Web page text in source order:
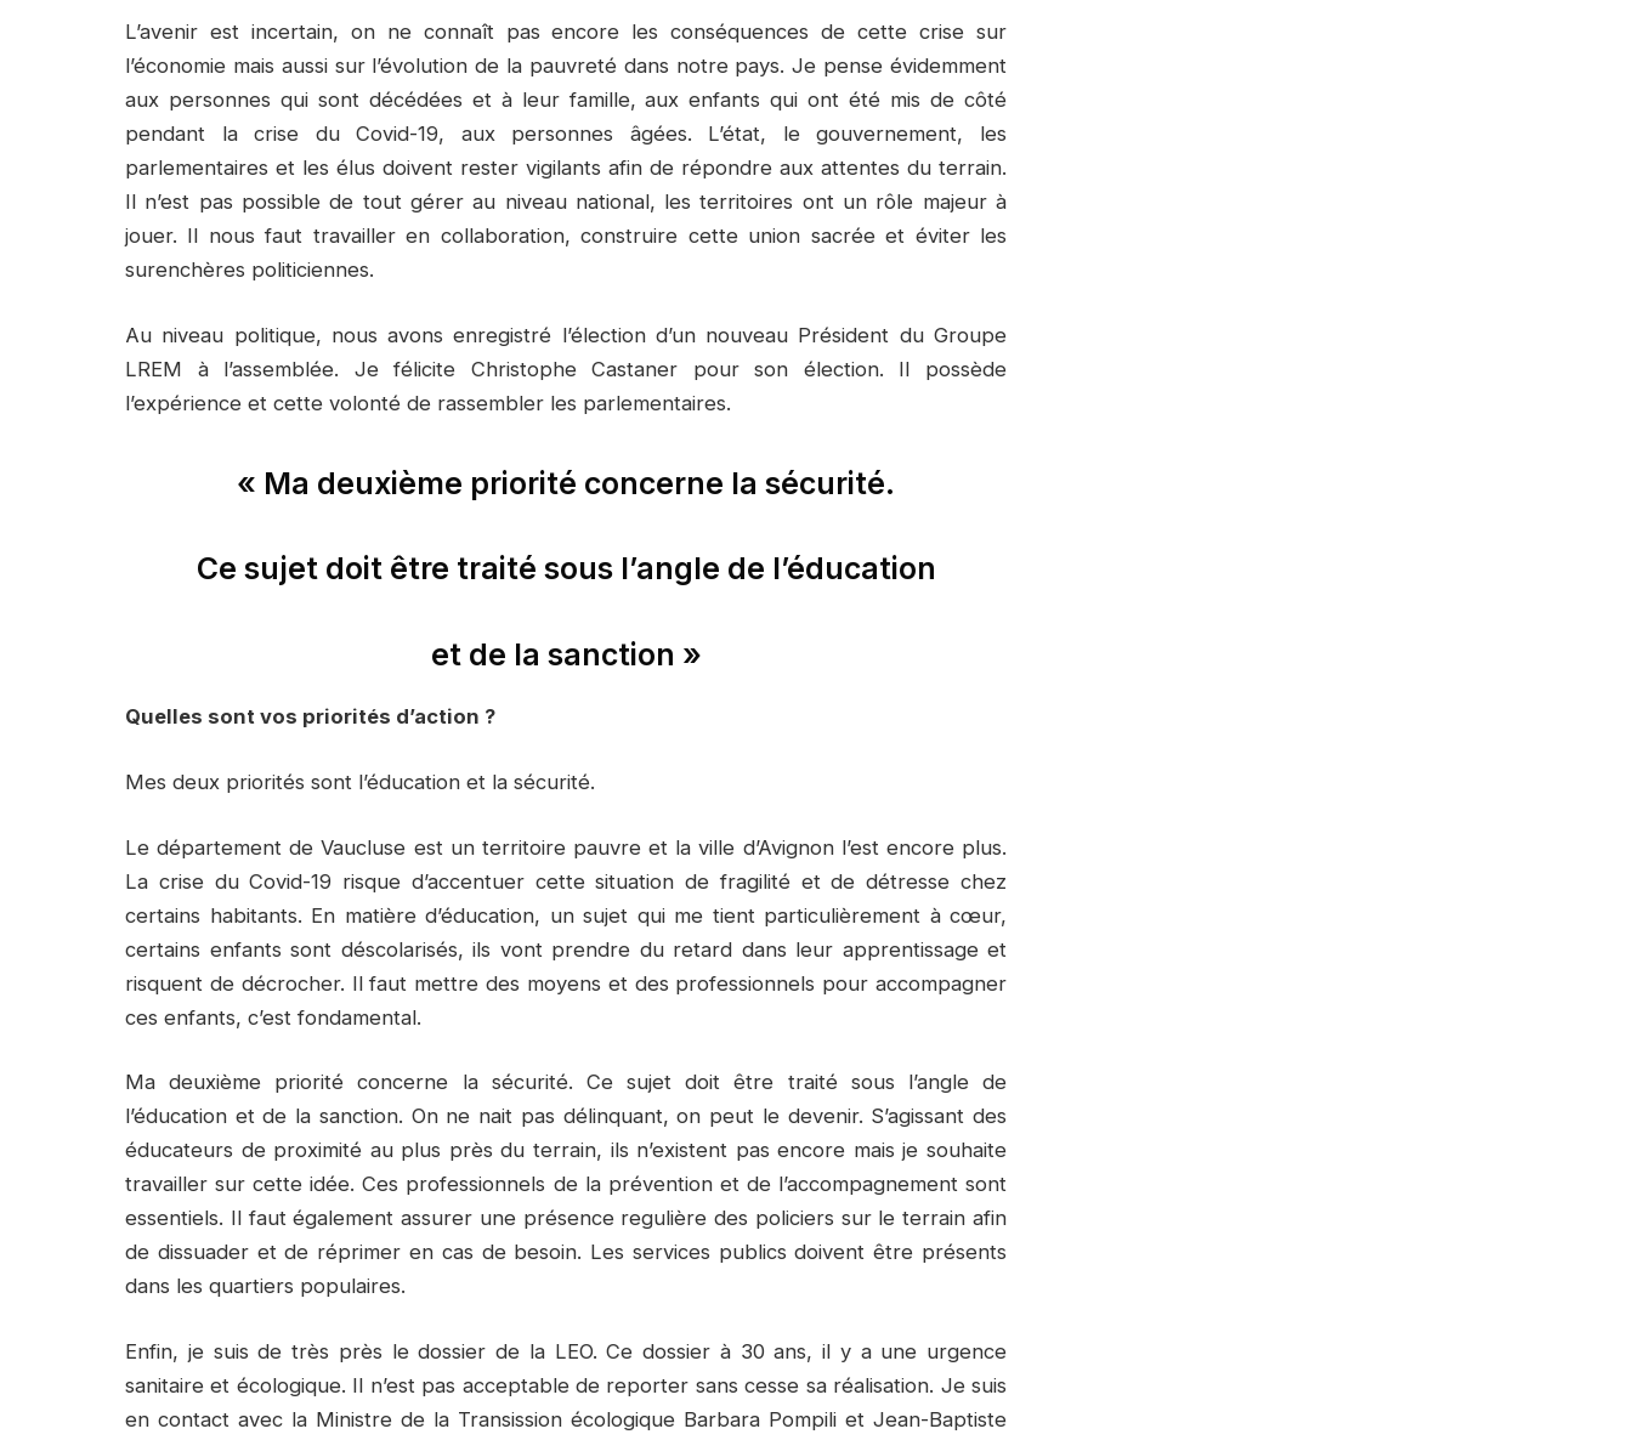
L’avenir est incertain, on ne connaît pas encore les conséquences de cette crise sur
l’économie mais aussi sur l’évolution de la pauvreté dans notre pays. Je pense évidemment
aux personnes qui sont décédées et à leur famille, aux enfants qui ont été mis de côté
pendant la crise du Covid-19, aux personnes âgées. L’état, le gouvernement, les
parlementaires et les élus doivent rester vigilants afin de répondre aux attentes du terrain.
Il n’est pas possible de tout gérer au niveau national, les territoires ont un rôle majeur à
jouer. Il nous faut travailler en collaboration, construire cette union sacrée et éviter les
surenchères politiciennes.
Au niveau politique, nous avons enregistré l’élection d’un nouveau Président du Groupe
LREM à l’assemblée. Je félicite Christophe Castaner pour son élection. Il possède
l’expérience et cette volonté de rassembler les parlementaires.
« Ma deuxième priorité concerne la sécurité.
Ce sujet doit être traité sous l’angle de l’éducation
et de la sanction »
Quelles sont vos priorités d’action ?
Mes deux priorités sont l’éducation et la sécurité.
Le département de Vaucluse est un territoire pauvre et la ville d’Avignon l’est encore plus.
La crise du Covid-19 risque d’accentuer cette situation de fragilité et de détresse chez
certains habitants. En matière d’éducation, un sujet qui me tient particulièrement à cœur,
certains enfants sont déscolarisés, ils vont prendre du retard dans leur apprentissage et
risquent de décrocher. Il faut mettre des moyens et des professionnels pour accompagner
ces enfants, c’est fondamental.
Ma deuxième priorité concerne la sécurité. Ce sujet doit être traité sous l’angle de
l’éducation et de la sanction. On ne nait pas délinquant, on peut le devenir. S’agissant des
éducateurs de proximité au plus près du terrain, ils n’existent pas encore mais je souhaite
travailler sur cette idée. Ces professionnels de la prévention et de l’accompagnement sont
essentiels. Il faut également assurer une présence regulière des policiers sur le terrain afin
de dissuader et de réprimer en cas de besoin. Les services publics doivent être présents
dans les quartiers populaires.
Enfin, je suis de très près le dossier de la LEO. Ce dossier à 30 ans, il y a une urgence
sanitaire et écologique. Il n’est pas acceptable de reporter sans cesse sa réalisation. Je suis
en contact avec la Ministre de la Transission écologique Barbara Pompili et Jean-Baptiste